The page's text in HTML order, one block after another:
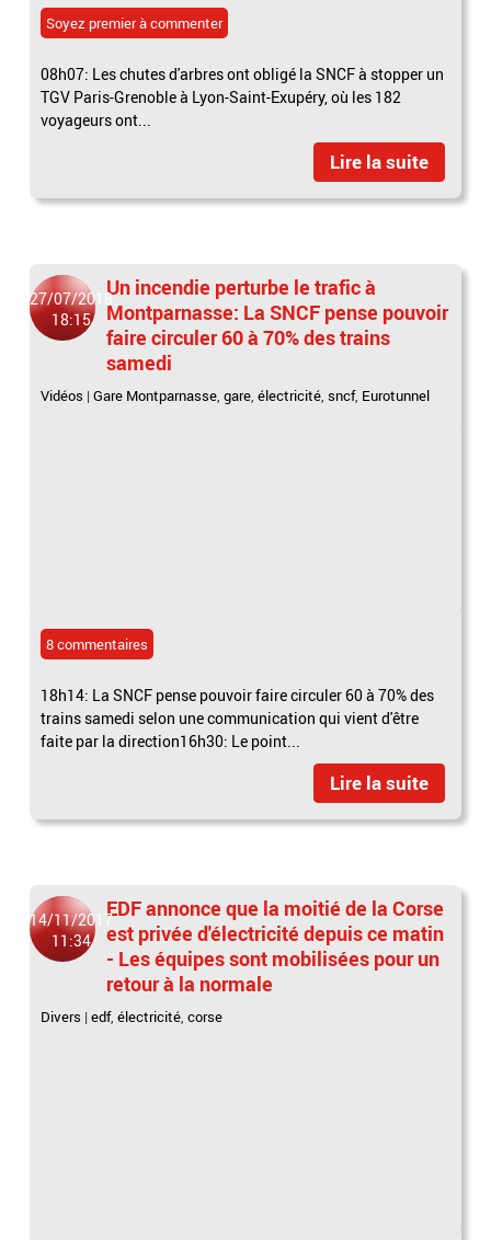
Soyez premier à commenter
08h07: Les chutes d'arbres ont obligé la SNCF à stopper un
TGV Paris-Grenoble à Lyon-Saint-Exupéry, où les 182
voyageurs ont...
Lire la suite
27/07/2018
18:15
Un incendie perturbe le trafic à
Montparnasse: La SNCF pense pouvoir
faire circuler 60 à 70% des trains
samedi
Vidéos |Gare Montparnasse,gare,électricité,sncf, Eurotunnel
8 commentaires
18h14: La SNCF pense pouvoir faire circuler 60 à 70% des
trains samedi selon une communication qui vient d'être
faite par la direction16h30: Le point...
Lire la suite
14/11/2017
11:34
EDF annonce que la moitié de la Corse
est privée d'électricité depuis ce matin
- Les équipes sont mobilisées pour un
retour à la normale
Divers |edf,électricité ,corse